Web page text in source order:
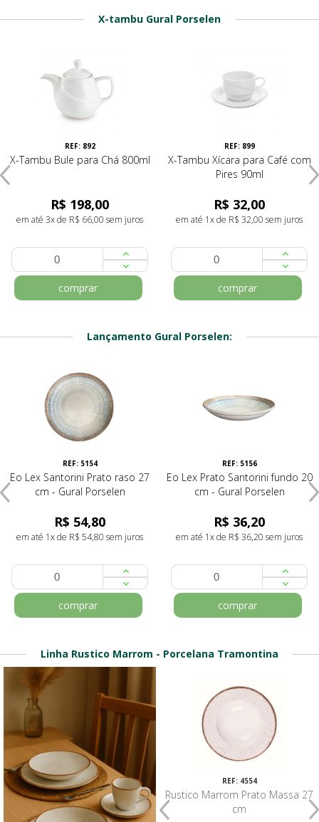
X-tambu Gural Porselen
REF: 892
X-Tambu Bule para Chá 800ml
R$ 198,00
em até 3x de R$ 66,00 sem juros
comprar
REF: 899
X-Tambu Xícara para Café com
Pires 90ml
R$ 32,00
em até 1x de R$ 32,00 sem juros
comprar
Lançamento Gural Porselen:
REF: 5154
Eo Lex Santorini Prato raso 27
cm - Gural Porselen
R$ 54,80
em até 1x de R$ 54,80 sem juros
comprar
REF: 5156
Eo Lex Prato Santorini fundo 20
cm - Gural Porselen
R$ 36,20
em até 1x de R$ 36,20 sem juros
comprar
Linha Rustico Marrom - Porcelana Tramontina
REF: 4141
Rustico Marrom Prato Raso 25
cm - Tramontina
REF: 4554
Rustico Marrom Prato Massa 27
cm